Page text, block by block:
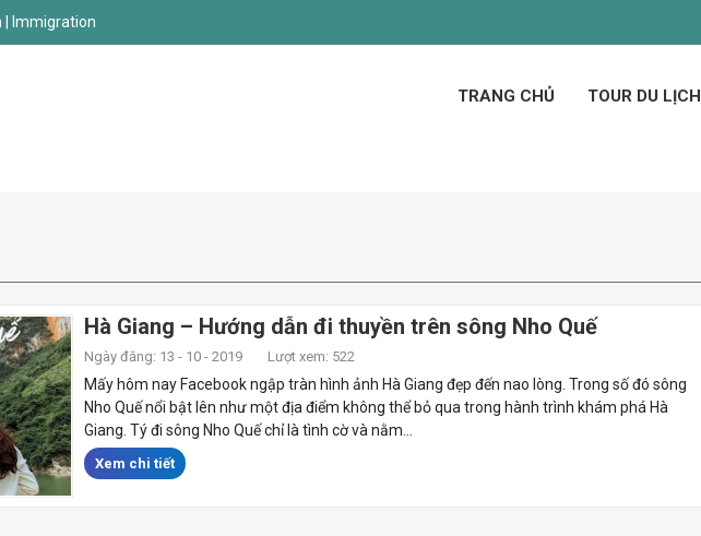
| Immigration
TRANG CHỦ TOUR DU LỊCH
Hà Giang – Hướng dẫn đi thuyền trên sông Nho Quế
Ngày đăng: 13 - 10 - 2019 Lượt xem: 522
Mấy hôm nay Facebook ngập tràn hình ảnh Hà Giang đẹp đến nao lòng. Trong số đó sông
Nho Quế nổi bật lên như một địa điểm không thể bỏ qua trong hành trình khám phá Hà
Giang. Tý đi sông Nho Quế chỉ là tình cờ và nằm...
Xem chi tiết